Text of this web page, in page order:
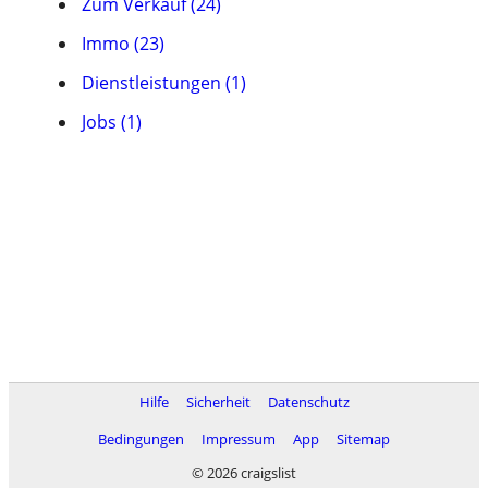
Immo (23)
Dienstleistungen (1)
Jobs (1)
Hilfe Sicherheit
Datenschutz
Bedingungen
Impressum App
Sitemap
© 2026 craigslist